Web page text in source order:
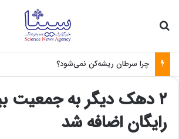
چرا سرطان ریشه‌کن نمی‌شود؟
۲ دهک دیگر به جمعیت
رایگان اضافه شد